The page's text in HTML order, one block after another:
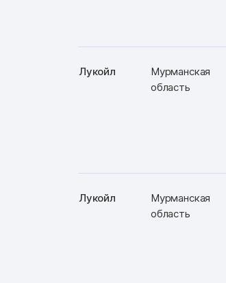
Лукойл
Мурманская
область
Лукойл
Мурманская
область